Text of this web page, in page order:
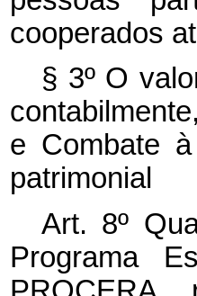
cooperados
§ 3º O
e Combate
patrimonial
Art. 8º
Programa